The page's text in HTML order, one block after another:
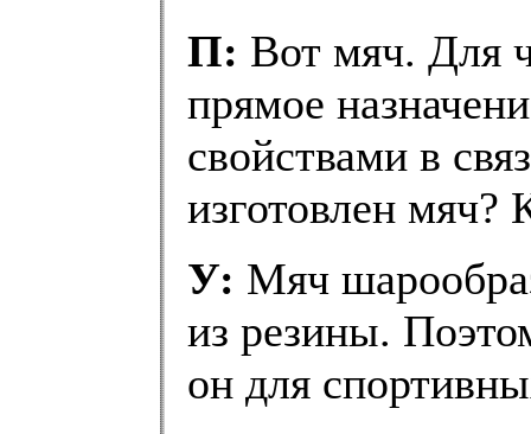
П: Вот мяч. Для
прямое
свойствами в
изготовлен мяч?
У: Мяч
из резины.
он для